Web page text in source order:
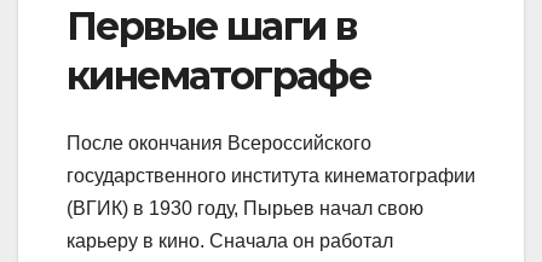
Первые шаги в
кинематографе
После окончания Всероссийского
государственного института кинематографии
(ВГИК) в 1930 году, Пырьев начал свою
карьеру в кино. Сначала он работал